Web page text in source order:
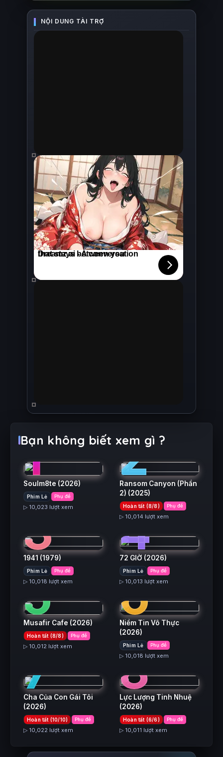
Bạn không biết xem gì ?
1
Soulm8te (2026)
Phim Lẻ Phụ đề
▷ 10,023 lượt xem
2
Ransom Canyon (Phần
2) (2025)
Hoàn tất (8/8) Phụ đề
▷ 10,014 lượt xem
3
1941 (1979)
Phim Lẻ Phụ đề
▷ 10,018 lượt xem
4
72 GIỜ (2026)
Phim Lẻ Phụ đề
▷ 10,013 lượt xem
5
Musafir Cafe (2026)
Hoàn tất (8/8) Phụ đề
▷ 10,012 lượt xem
6
Niềm Tin Vô Thực
(2026)
Phim Lẻ Phụ đề
▷ 10,018 lượt xem
7
Cha Của Con Gái Tôi
(2026)
Hoàn tất (10/10) Phụ đề
▷ 10,022 lượt xem
8
Lực Lượng Tinh Nhuệ
(2026)
Hoàn tất (6/6) Phụ đề
▷ 10,011 lượt xem